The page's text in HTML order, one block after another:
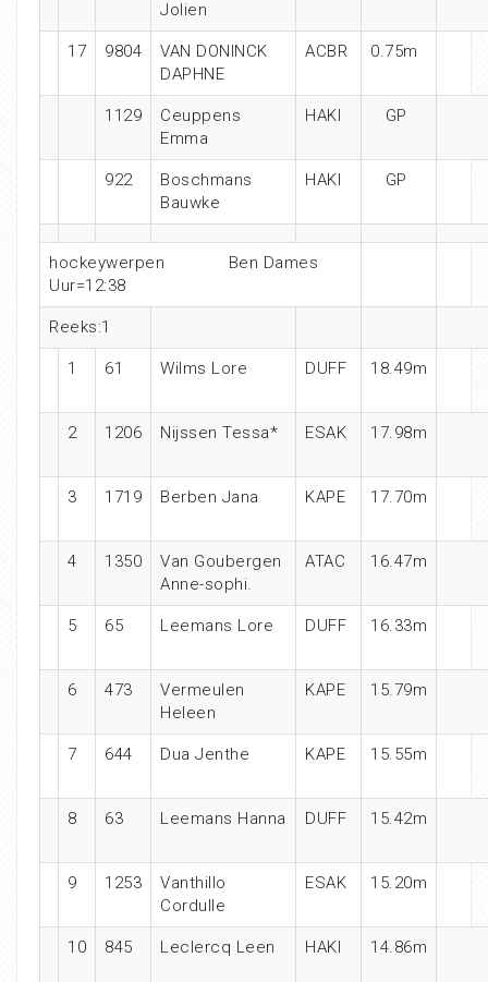
Jolien
17 9804
VAN DONINCK
DAPHNE
ACBR 0.75m
1129
Ceuppens
Emma
HAKI GP
922
Boschmans
Bauwke
HAKI GP
hockeywerpen Ben Dames
Uur=12:38
Reeks:1
1 61 Wilms Lore DUFF 18.49m
2 1206 Nijssen Tessa* ESAK 17.98m
3 1719 Berben Jana KAPE 17.70m
4 1350
Van Goubergen
Anne-sophi.
ATAC 16.47m
5 65 Leemans Lore DUFF 16.33m
6 473
Vermeulen
Heleen
KAPE 15.79m
7 644 Dua Jenthe KAPE 15.55m
8 63 Leemans Hanna DUFF 15.42m
9 1253
Vanthillo
Cordulle
ESAK 15.20m
10 845 Leclercq Leen HAKI 14.86m